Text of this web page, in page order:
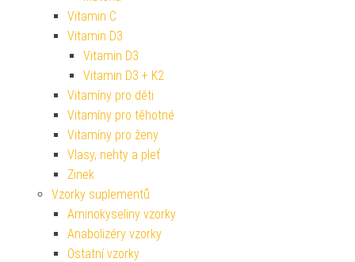
Vitamin C
Vitamin D3
Vitamin D3
Vitamin D3 + K2
Vitamíny pro děti
Vitamíny pro těhotné
Vitamíny pro ženy
Vlasy, nehty a pleť
Zinek
Vzorky suplementů
Aminokyseliny vzorky
Anabolizéry vzorky
Ostatní vzorky